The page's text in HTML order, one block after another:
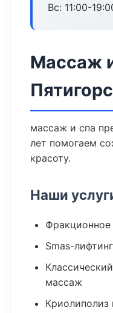
Вс: 11:00-
Массаж
массаж и спа
лет помогаем
красоту.
Наши
Smas-
массаж
Криолиполиз